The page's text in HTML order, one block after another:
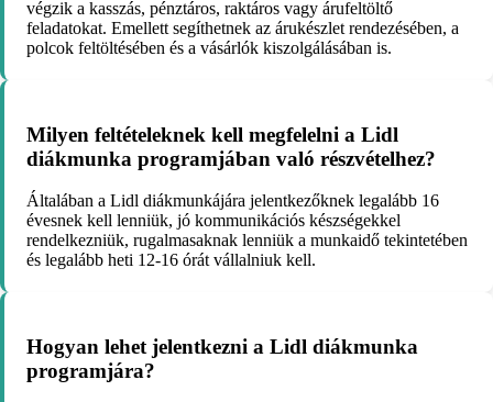
végzik a kasszás, pénztáros, raktáros vagy árufeltöltő
feladatokat. Emellett segíthetnek az árukészlet rendezésében, a
polcok feltöltésében és a vásárlók kiszolgálásában is.
Milyen feltételeknek kell megfelelni a Lidl
diákmunka programjában való részvételhez?
Általában a Lidl diákmunkájára jelentkezőknek legalább 16
évesnek kell lenniük, jó kommunikációs készségekkel
rendelkezniük, rugalmasaknak lenniük a munkaidő tekintetében
és legalább heti 12-16 órát vállalniuk kell.
Hogyan lehet jelentkezni a Lidl diákmunka
programjára?